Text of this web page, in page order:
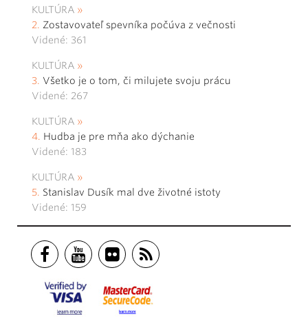
KULTÚRA
Zostavovateľ spevníka počúva z večnosti
Videné: 361
KULTÚRA
Všetko je o tom, či milujete svoju prácu
Videné: 267
KULTÚRA
Hudba je pre mňa ako dýchanie
Videné: 183
KULTÚRA
Stanislav Dusík mal dve životné istoty
Videné: 159